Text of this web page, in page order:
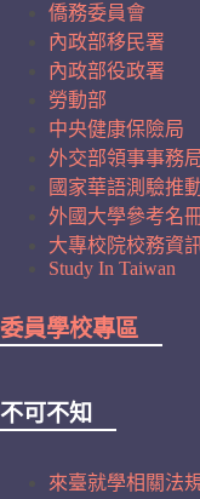
僑務委員會
內政部移民署
內政部役政署
勞動部
中央健康保險局
外交部領事事務
國家華語測驗推
外國大學參考名
大專校院校務資
Study In Taiwan
委員學校專區
不可不知
來臺就學相關法